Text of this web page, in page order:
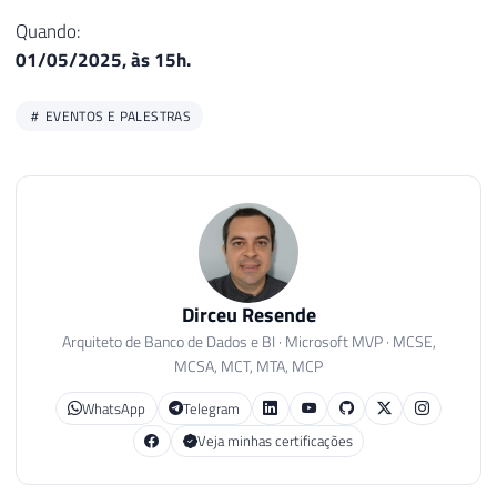
Quando:
01/05/2025, às 15h.
EVENTOS E PALESTRAS
Dirceu Resende
Arquiteto de Banco de Dados e BI · Microsoft MVP · MCSE,
MCSA, MCT, MTA, MCP
WhatsApp
Telegram
Veja minhas certificações